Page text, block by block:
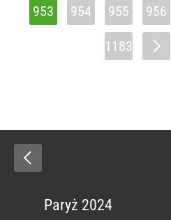
953 954 955 956
1183
Paryż 2024